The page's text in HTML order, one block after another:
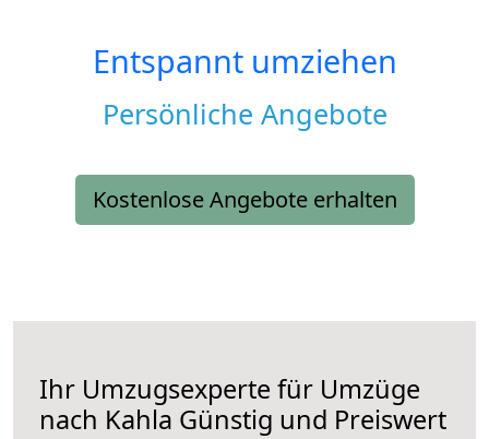
Entspannt umziehen
Persönliche Angebote
Kostenlose Angebote erhalten
Ihr Umzugsexperte für Umzüge
nach Kahla Günstig und Preiswert